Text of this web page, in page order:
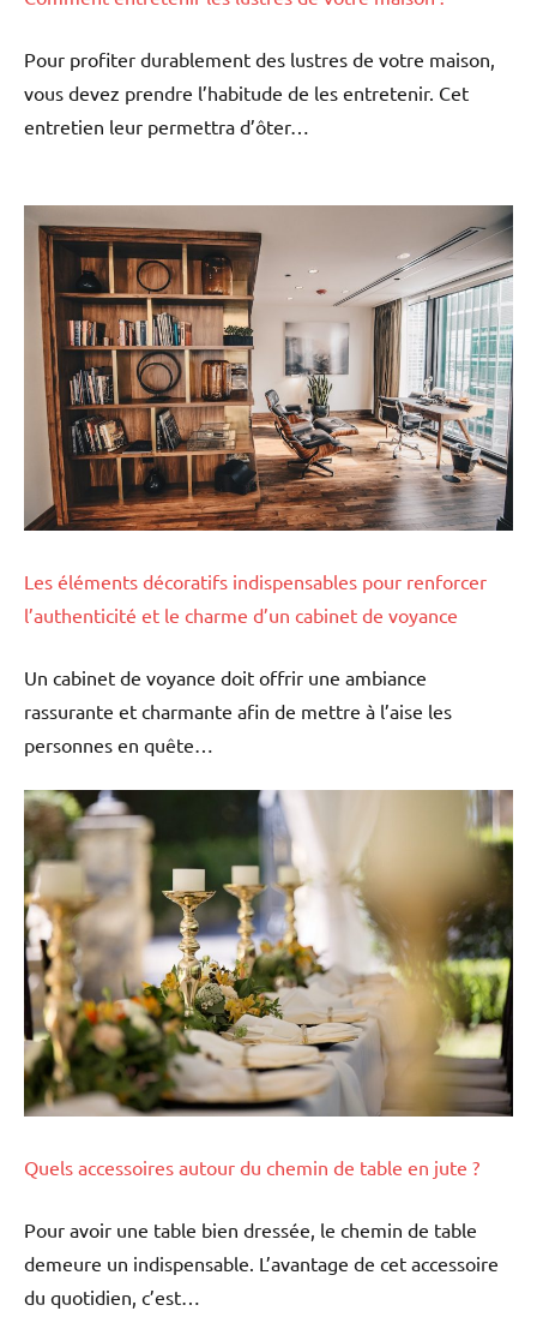
Pour profiter durablement des lustres de votre maison,
vous devez prendre l’habitude de les entretenir. Cet
entretien leur permettra d’ôter…
Les éléments décoratifs indispensables pour renforcer
l’authenticité et le charme d’un cabinet de voyance
Un cabinet de voyance doit offrir une ambiance
rassurante et charmante afin de mettre à l’aise les
personnes en quête…
Quels accessoires autour du chemin de table en jute ?
Pour avoir une table bien dressée, le chemin de table
demeure un indispensable. L’avantage de cet accessoire
du quotidien, c’est…